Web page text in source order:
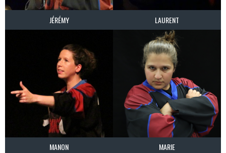
JÉRÉMY LAURENT
MANON MARIE